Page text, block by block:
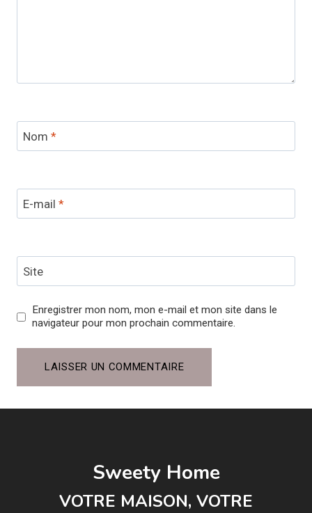
Nom *
E-mail *
Site
Enregistrer mon nom, mon e-mail et mon site dans le
navigateur pour mon prochain commentaire.
Sweety Home
VOTRE MAISON, VOTRE